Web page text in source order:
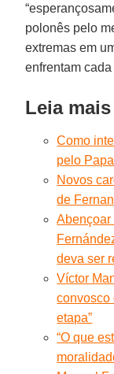
polonês pelo
extremas em
enfrentam
Leia mais
Como
pelo
Novos
de
deva ser
Víctor
convosco
etapa”
“O que